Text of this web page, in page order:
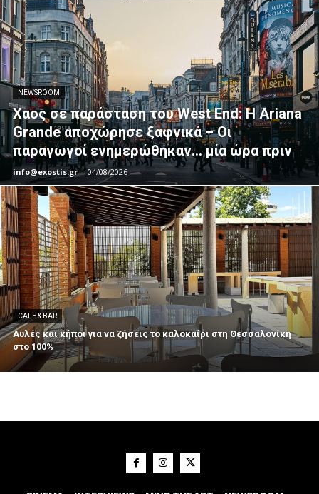
NEWSROOM
Xαος σε παράσταση του West End: Η Αriana
Grande αποχώρησε ξαφνικά – Οι
παραγωγοί ενημερώθηκαν… μία ώρα πριν
info@exostis.gr - 04/08/2026
CAFE & BAR
Αυλές και κήποι για να ζήσεις το καλοκαίρι στη Θεσσαλονίκη
στο 100%